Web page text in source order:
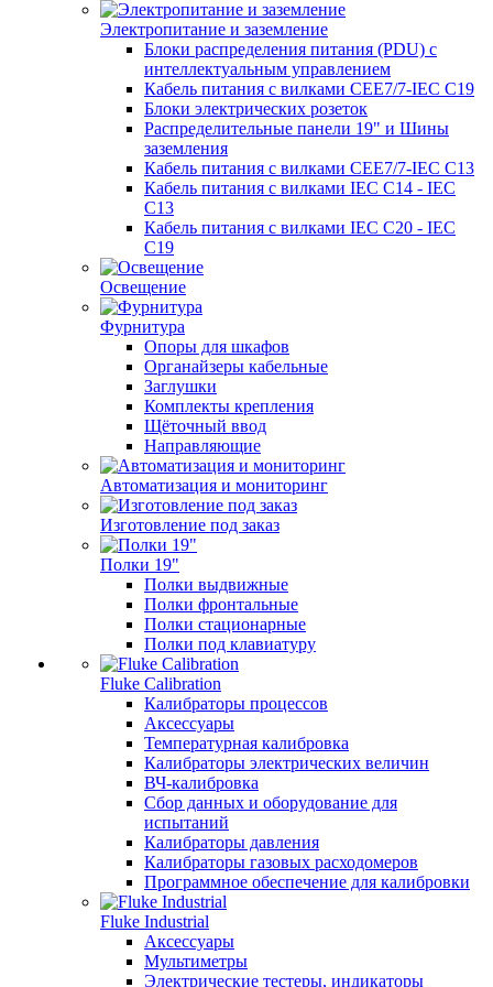
Электропитание и заземление
Блоки распределения питания (PDU) с
интеллектуальным управлением
Кабель питания с вилками CEE7/7-IEC C19
Блоки электрических розеток
Распределительные панели 19" и Шины
заземления
Кабель питания с вилками CEE7/7-IEC C13
Кабель питания с вилками IEC C14 - IEC
C13
Кабель питания с вилками IEC C20 - IEC
C19
Освещение
Фурнитура
Опоры для шкафов
Органайзеры кабельные
Заглушки
Комплекты крепления
Щёточный ввод
Направляющие
Автоматизация и мониторинг
Изготовление под заказ
Полки 19"
Полки выдвижные
Полки фронтальные
Полки стационарные
Полки под клавиатуру
Fluke Calibration
Калибраторы процессов
Аксессуары
Температурная калибровка
Калибраторы электрических величин
ВЧ-калибровка
Сбор данных и оборудование для
испытаний
Калибраторы давления
Калибраторы газовых расходомеров
Программное обеспечение для калибровки
Fluke Industrial
Аксессуары
Мультиметры
Электрические тестеры, индикаторы